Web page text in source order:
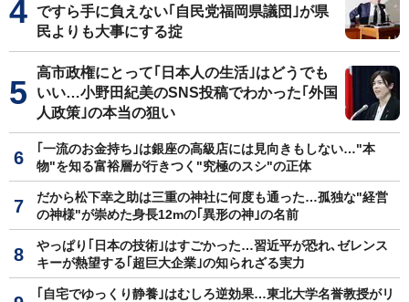
ですら手に負えない｢自民党福岡県議団｣が県
民よりも大事にする掟
高市政権にとって｢日本人の生活｣はどうでも
いい…小野田紀美のSNS投稿でわかった｢外国
人政策｣の本当の狙い
｢一流のお金持ち｣は銀座の高級店には見向きもしない…"本
物"を知る富裕層が行きつく"究極のスシ"の正体
だから松下幸之助は三重の神社に何度も通った…孤独な"経営
の神様"が崇めた身長12mの｢異形の神｣の名前
やっぱり｢日本の技術｣はすごかった…習近平が恐れ､ゼレンス
キーが熱望する｢超巨大企業｣の知られざる実力
｢自宅でゆっくり静養｣はむしろ逆効果…東北大学名誉教授がリ